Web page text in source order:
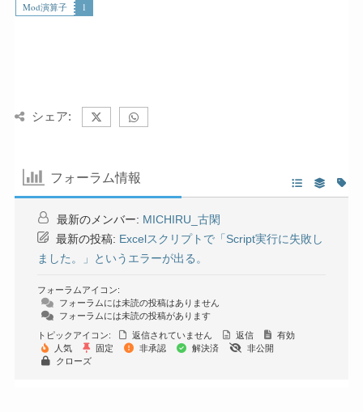
Mod演算子
1
シェア:
フォーラム情報
最新のメンバー: MICHIRU_古閑
最新の投稿: Excelスクリプトで「Script実行に失敗し
ました。」というエラーが出る。
フォーラムアイコン:
フォーラムには未読の投稿はありません
フォーラムには未読の投稿があります
トピックアイコン:
返信されていません 返信
有効
人気
固定 非承認 解決済
非公開
クローズ